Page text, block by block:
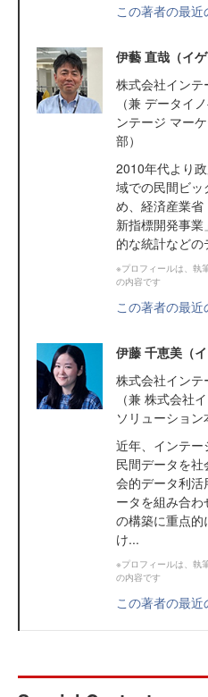
この著者の最
伊藝 直哉（イゲ
株式会社イン
（兼 データイ
ンテージ マー
部）
2010年代より
域での民間ビ
め、経済産業省
新指標開発事
的な統計などの
※プロフィールは、執
の内容です
この著者の最
伊藤 千恵美（イ
株式会社イン
（兼 株式会社
ソリューション
近年、インテ
民間データを
会的データ利
ータを組み合わ
の構築に重点
け...
※プロフィールは、執
の内容です
この著者の最